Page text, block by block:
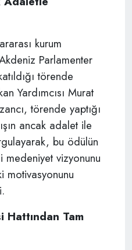
kurum
Parlamenter
törende
Yardımcısı Murat
törende yaptığı
ancak adalet ile
bu ödülün
medeniyet vizyonunu
motivasyonunu
Hattından Tam